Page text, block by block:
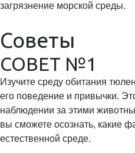
загрязнение морской среды.
Советы
СОВЕТ №1
Изучите среду обитания
его поведение и привычки.
наблюдении за этими
вы сможете осознать, какие
естественной среде.